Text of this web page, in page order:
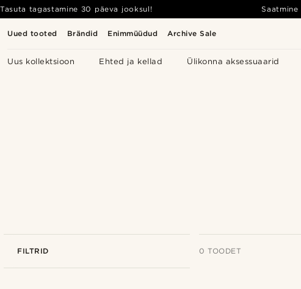
Uued tooted Brändid Enimmüüdud Archive Sale
Uus kollektsioon Ehted ja kellad Ülikonna aksessuaarid
Tasuta tagastamine 30 päeva jooksul! Saatmine
FILTRID 0 TOODET